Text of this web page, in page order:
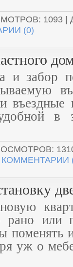
1093
(0)
и забор
в
КОММЕНТАРИИ
рано или
поменять
уж о